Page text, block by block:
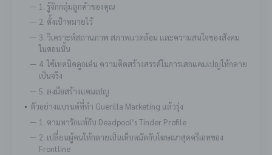
1. รู้จักกลุ่มลูกค้าของคุณ
2. ตั้งเป้าหมายไว้
3. วิเคราะห์สถานภาพ สภาพแวดล้อม และความสนใจของสังคม
ในตอนนั้น
4. ใช้เทคนิคลูกเล่น ความคิดสร้างสรรค์ในการเสกแคมเปญให้กลาย
เป็นจริง
5. ลงมือสร้างแคมเปญ
ตัวอย่างแบรนด์ที่ทำ Guerilla Marketing แล้วรุ่ง
1. ตามหารักแท้กับ Deadpool’s Tinder Profile
2. เปลี่ยนผู้คนให้กลายเป็นเห็บหมัดกับโฆษณาสุดครีเอทของ
Frontline